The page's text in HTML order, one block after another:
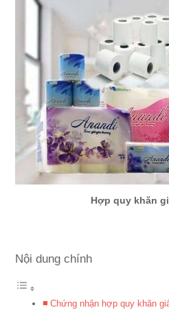
Hợp quy khăn
Nội dung chính
Chứng nhận hợp quy khăn